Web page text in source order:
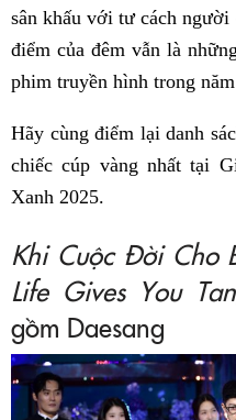
sân khấu với tư cách
điểm của đêm vẫn là
phim truyền hình trong
Hãy cùng điểm lại danh
chiếc cúp vàng nhất tại
Xanh 2025.
Khi Cuộc Đời Cho
Life Gives You
gồm Daesang